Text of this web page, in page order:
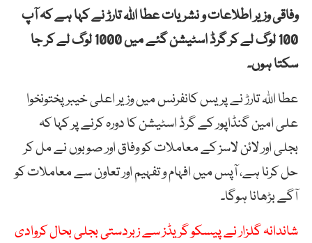
وفاقی وزیر اطلاعات و نشریات عطا اللہ تارڑ نے کہا ہے کہ آپ
100 لوگ لے کر گرڈ اسٹیشن گئے میں 1000 لوگ لے کر جا
سکتا ہوں۔
عطا اللہ تارڑ نے پریس کانفرنس میں وزیر اعلی خیبر پختونخوا
علی امین گنڈاپور کے گرڈ اسٹیشن کا دورہ کرنے پر کہا کہ
بجلی اور لائن لاسز کے معاملات کو وفاق اور صوبوں نے مل کر
حل کرنا ہے، آپس میں افہام و تفہیم اور تعاون سے معاملات کو
آگے بڑھانا ہوگا۔
شاندانہ گلزار نے پیسکو گریڈز سے زبردستی بجلی بحال کروادی